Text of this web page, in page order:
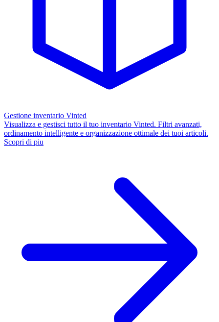
Gestione inventario Vinted
Visualizza e gestisci tutto il tuo inventario Vinted. Filtri avanzati,
ordinamento intelligente e organizzazione ottimale dei tuoi articoli.
Scopri di piu